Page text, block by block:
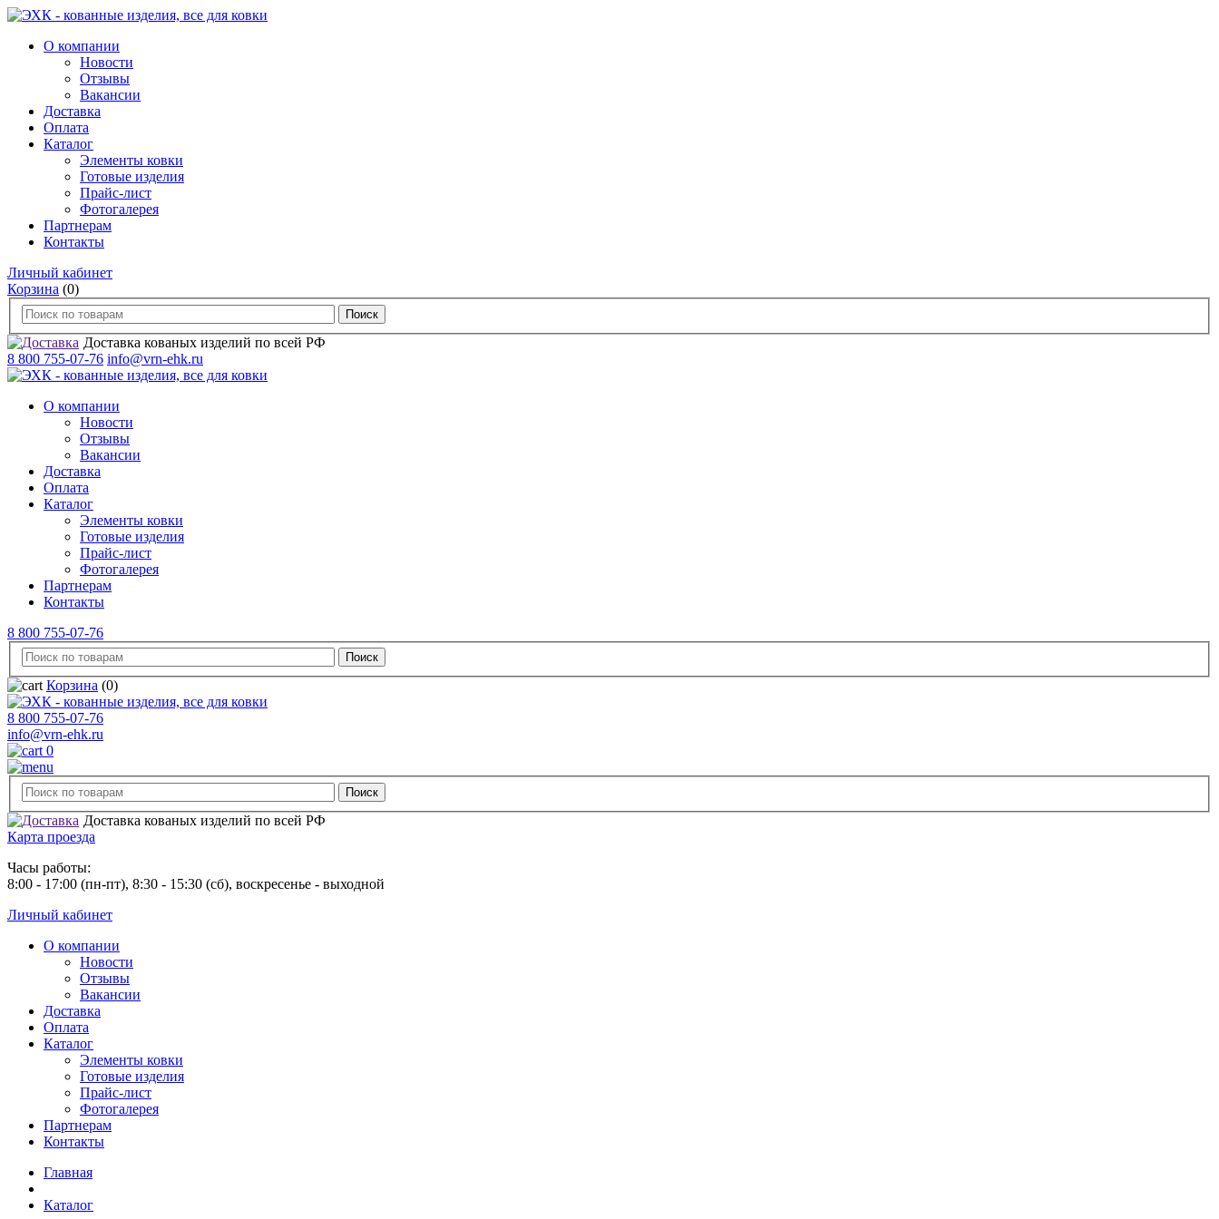
О компании
Новости
Отзывы
Вакансии
Доставка
Оплата
Каталог
Элементы ковки
Готовые изделия
Прайс-лист
Фотогалерея
Партнерам
Контакты
Личный кабинет
Корзина (0)
Доставка кованых изделий по всей РФ
8 800 755-07-76 info@vrn-ehk.ru
О компании
Новости
Отзывы
Вакансии
Доставка
Оплата
Каталог
Элементы ковки
Готовые изделия
Прайс-лист
Фотогалерея
Партнерам
Контакты
8 800 755-07-76
Корзина (0)
8 800 755-07-76
info@vrn-ehk.ru
0
Доставка кованых изделий по всей РФ
Карта проезда
Часы работы:
8:00 - 17:00 (пн-пт), 8:30 - 15:30 (сб), воскресенье - выходной
Личный кабинет
О компании
Новости
Отзывы
Вакансии
Доставка
Оплата
Каталог
Элементы ковки
Готовые изделия
Прайс-лист
Фотогалерея
Партнерам
Контакты
Главная
Каталог